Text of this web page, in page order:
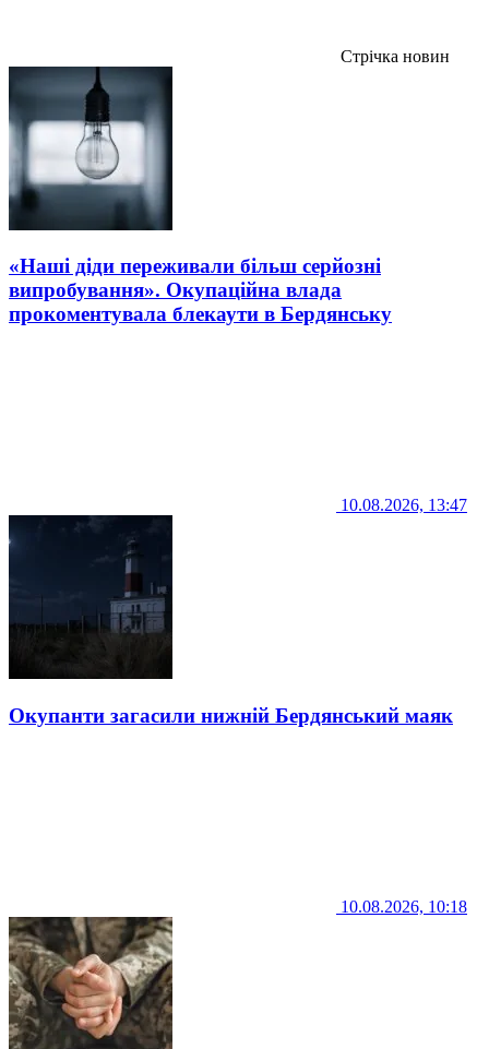
Стрічка новин
«Наші діди переживали більш серйозні
випробування». Окупаційна влада
прокоментувала блекаути в Бердянську
10.08.2026, 13:47
Окупанти загасили нижній Бердянський маяк
10.08.2026, 10:18